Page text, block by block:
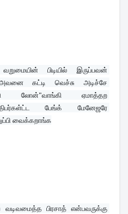
வறுமையின் பிடியில் இருப்பவன்
கட்டி வெச்சு அடிச்சே
லோன்"வாங்கி ஏமாத்தற
பேங்க் மேனேஜரே
வைக்கறாங்க
பிரசாத் என்பவருக்கு